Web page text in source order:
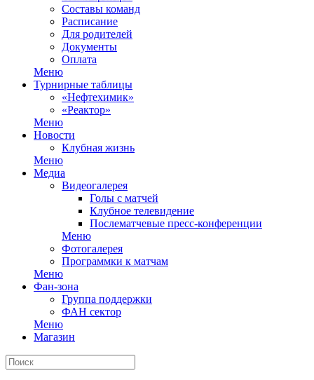
Составы команд
Расписание
Для родителей
Документы
Оплата
Меню
Турнирные таблицы
«Нефтехимик»
«Реактор»
Меню
Новости
Клубная жизнь
Меню
Медиа
Видеогалерея
Голы с матчей
Клубное телевидение
Послематчевые пресс-конференции
Меню
Фотогалерея
Программки к матчам
Меню
Фан-зона
Группа поддержки
ФАН сектор
Меню
Магазин